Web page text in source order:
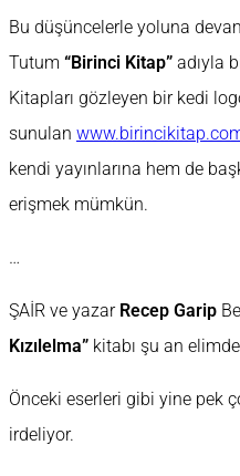
Bu düşüncelerle yoluna
Tutum “Birinci Kitap” adıyla
Kitapları gözleyen bir kedi
sunulan
kendi yayınlarına hem de
erişmek mümkün.
…
ŞAİR ve yazar Recep Garip
Kızılelma” kitabı şu an
Önceki eserleri gibi yine pek
irdeliyor.